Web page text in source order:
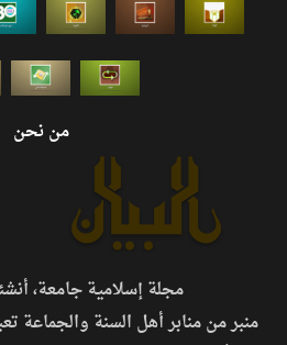
من نحن
مجلة إسلامية جامعة، أنشئت
منبر من منابر أهل السنة والجماعة